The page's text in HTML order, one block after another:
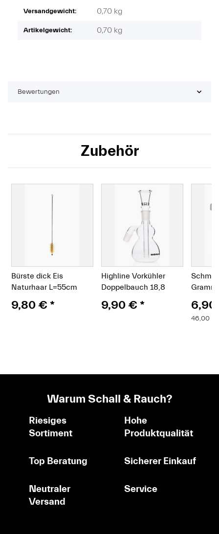
Versandgewicht: 0,70 kg
Artikelgewicht: 0,70 kg
Bewertungen
Zubehör
Bürste dick Eis
Naturhaar L=55cm
9,80 €*
Highline Vorkühler
Doppelbauch 18,8
9,90 €*
Gramm
46,00 €
Warum Schall & Rauch?
Riesiges
Sortiment
Hohe
Produktqualität
Top Beratung Sicherer Einkauf
Neutraler
Versand
Service